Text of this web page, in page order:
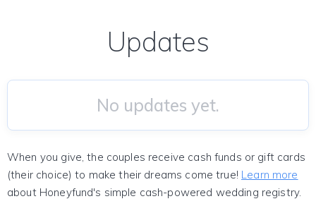
Updates
No updates yet.
When you give, the couples receive cash funds or gift cards
(their choice) to make their dreams come true! Learn more
about Honeyfund's simple cash-powered wedding registry.